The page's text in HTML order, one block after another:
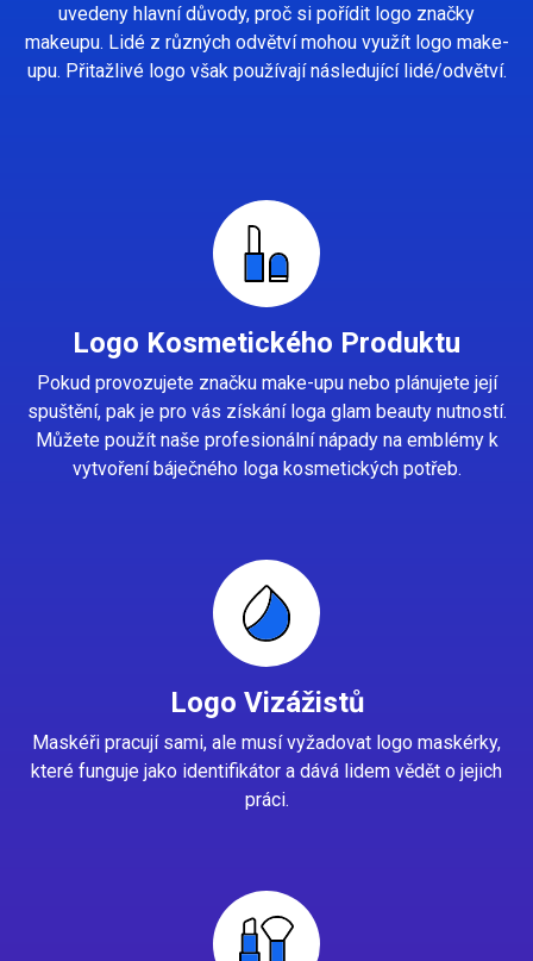
uvedeny hlavní důvody, proč si pořídit logo značky
makeupu. Lidé z různých odvětví mohou využít logo make-
upu. Přitažlivé logo však používají následující lidé/odvětví.
Logo Kosmetického Produktu
Pokud provozujete značku make-upu nebo plánujete její
spuštění, pak je pro vás získání loga glam beauty nutností.
Můžete použít naše profesionální nápady na emblémy k
vytvoření báječného loga kosmetických potřeb.
Logo Vizážistů
Maskéři pracují sami, ale musí vyžadovat logo maskérky,
které funguje jako identifikátor a dává lidem vědět o jejich
práci.